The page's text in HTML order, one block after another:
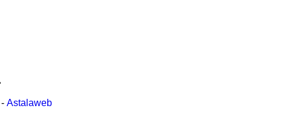
- Astalaweb